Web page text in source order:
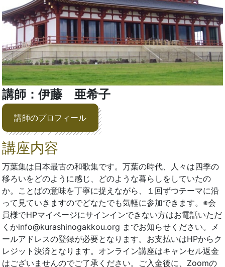
講師：伊藤 亜希子
講師のプロフィール
講座内容
万葉集は日本最古の和歌集です。万葉の時代、人々は四季の
移ろいをどのように感じ、どのような暮らしをしていたの
か。ことばの意味を丁寧に捉えながら、１回ずつテーマに沿
って見ていきますのでどなたでも気軽に参加できます。※会
員様でHPマイページにサインインできない方はお電話いただ
くかinfo@kurashinogakkou.org までお知らせください。メ
ールアドレスの登録が必要となります。お支払いはHPからク
レジット決済となります。オンライン講座はキャンセル返金
はございませんのでご了承ください。ご入金後に、Zoomの